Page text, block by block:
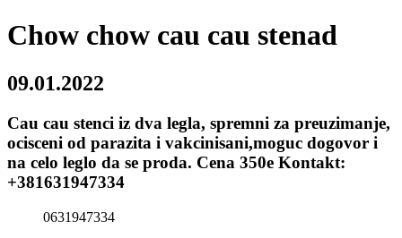
Chow chow cau cau stenad
09.01.2022
Cau cau stenci iz dva legla, spremni za preuzimanje,
ocisceni od parazita i vakcinisani,moguc dogovor i
na celo leglo da se proda. Cena 350e Kontakt:
+381631947334
0631947334